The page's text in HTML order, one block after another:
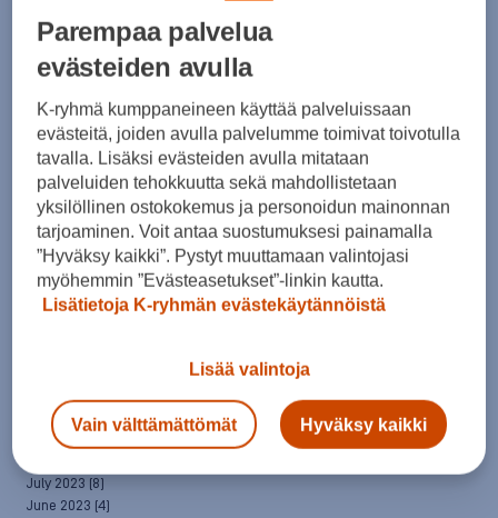
March 2025 (7)
February 2025(6)
December 2024(6)
November 2024(10)
October 2024 (8)
September 2024
(4)
August 2024(6)
July 2024(5)
June 2024(5)
May 2024(7)
April 2024(3)
March 2024(5)
October 2023 (7)
September 2023
July 2023 (8)
June 2023 (4)
Parempaa palvelua
evästeiden avulla
K-ryhmä kumppaneineen käyttää palveluissaan
evästeitä, joiden avulla palvelumme toimivat toivotulla
tavalla. Lisäksi evästeiden avulla mitataan
palveluiden tehokkuutta sekä mahdollistetaan
yksilöllinen ostokokemus ja personoidun mainonnan
tarjoaminen. Voit antaa suostumuksesi painamalla
”Hyväksy kaikki”. Pystyt muuttamaan valintojasi
myöhemmin ”Evästeasetukset”-linkin kautta.
Lisätietoja K-ryhmän evästekäytännöistä
Lisää valintoja
Vain välttämättömät Hyväksy kaikki